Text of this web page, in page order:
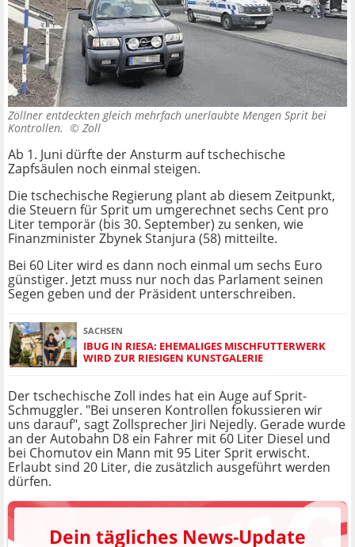
Zöllner entdeckten gleich mehrfach unerlaubte Mengen Sprit bei
Kontrollen. © Zoll
Ab 1. Juni dürfte der Ansturm auf tschechische
Zapfsäulen noch einmal steigen.
Die tschechische Regierung plant ab diesem Zeitpunkt,
die Steuern für Sprit um umgerechnet sechs Cent pro
Liter temporär (bis 30. September) zu senken, wie
Finanzminister Zbynek Stanjura (58) mitteilte.
Bei 60 Liter wird es dann noch einmal um sechs Euro
günstiger. Jetzt muss nur noch das Parlament seinen
Segen geben und der Präsident unterschreiben.
SACHSEN
IBUG IN RIESA: EHEMALIGES MISCHFUTTERWERK
WIRD ZUR RIESIGEN KUNSTGALERIE
Der tschechische Zoll indes hat ein Auge auf Sprit-
Schmuggler. "Bei unseren Kontrollen fokussieren wir
uns darauf", sagt Zollsprecher Jiri Nejedly. Gerade wurde
an der Autobahn D8 ein Fahrer mit 60 Liter Diesel und
bei Chomutov ein Mann mit 95 Liter Sprit erwischt.
Erlaubt sind 20 Liter, die zusätzlich ausgeführt werden
dürfen.
Dein tägliches News-Update